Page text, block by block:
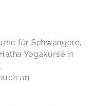
für Schwangere,
Yogakurse in
an.